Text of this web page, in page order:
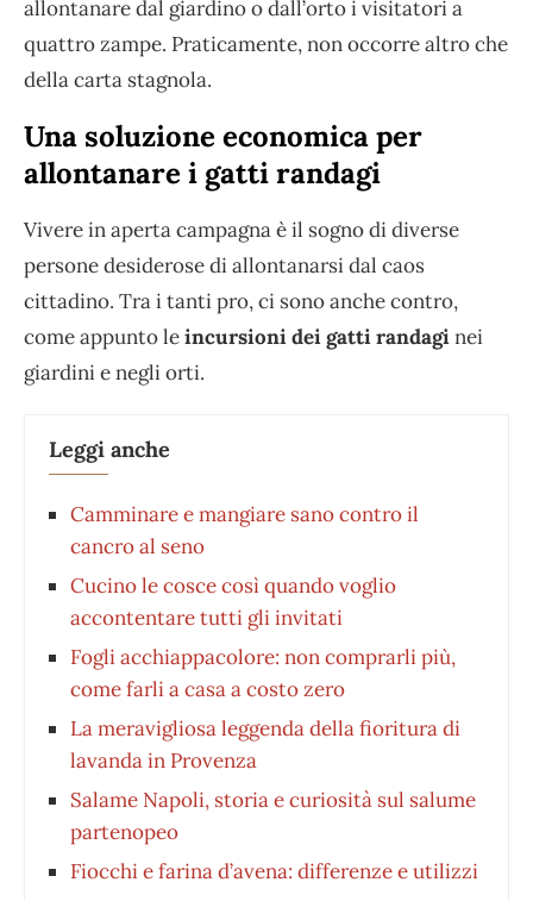
allontanare dal giardino o dall’orto i visitatori a
quattro zampe. Praticamente, non occorre altro che
della carta stagnola.
Una soluzione economica per
allontanare i gatti randagi
Vivere in aperta campagna è il sogno di diverse
persone desiderose di allontanarsi dal caos
cittadino. Tra i tanti pro, ci sono anche contro,
come appunto leincursioni dei gatti randaginei
giardini e negli orti.
Leggi anche
Camminare e mangiare sano contro il
cancro al seno
Cucino le cosce così quando voglio
accontentare tutti gli invitati
Fogli acchiappacolore: non comprarli più,
come farli a casa a costo zero
La meravigliosa leggenda della fioritura di
lavanda in Provenza
Salame Napoli, storia e curiosità sul salume
partenopeo
Fiocchi e farina d’avena: differenze e utilizzi